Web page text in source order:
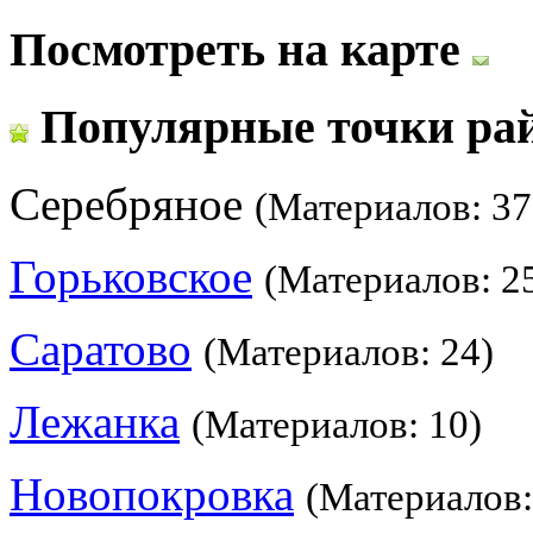
Посмотреть на карте
Популярные точки
Серебряное (Материалов:
Горьковское (Материалов:
Саратово (Материалов: 24)
Лежанка (Материалов: 10)
Новопокровка